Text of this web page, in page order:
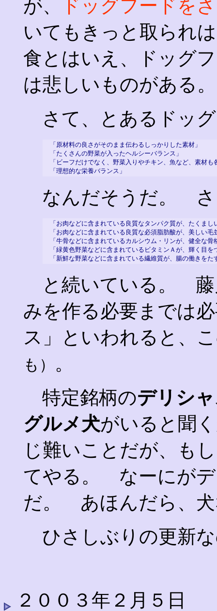
が、
ドッグフードを
いてもきっと取られ
食とはいえ、ドッグ
は悲しいものがある。
さて、とあるドッ
「原材料の良さがそのまま伝わるしっかりした素材」
「たくさんの野菜が入ったヘルシーバランス」
「ビーフだけでなく、野菜入りやチキン、魚など、素材も
「理想的な栄養バランス」
なんだそうだ。 さ
「お肉などに含まれている良質なタンパク質が、たくまし
「お肉などに含まれている良質な必須脂肪酸が、美しい毛
「牛骨などに含まれているカルシウム・リンが、健全な骨
「緑黄色野菜などに含まれているビタミンＡが、輝く目を
「新鮮な野菜などに含まれている繊維質が、腸の働きをた
と続いている。 藤
みを作る必要までは
ス」といわれると、
も）
。
特定銘柄のデリシ
グルメ犬がいると聞
じ難いことだが、も
てやる。 なーにが
だ。 あほんだら、犬
ひさしぶりの更新
２００３年２月５日